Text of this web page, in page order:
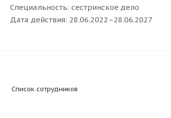
Специальность: сестринское дело
Дата действия: 28.06.2022–28.06.2027
Список сотрудников